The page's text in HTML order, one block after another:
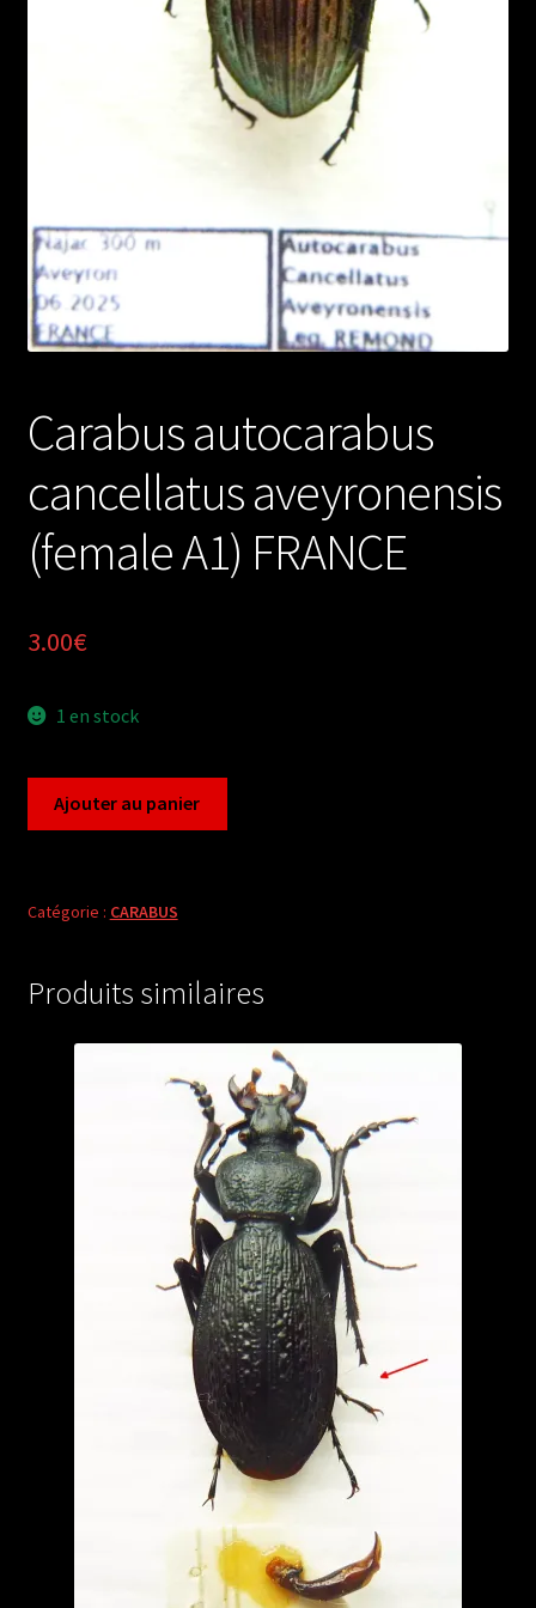
Carabus autocarabus
cancellatus aveyronensis
(female A1) FRANCE
3.00€
1 en stock
cancellatus
A1)
Ajouter au panier
Catégorie : CARABUS
Produits similaires